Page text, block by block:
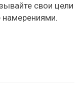
свои цели